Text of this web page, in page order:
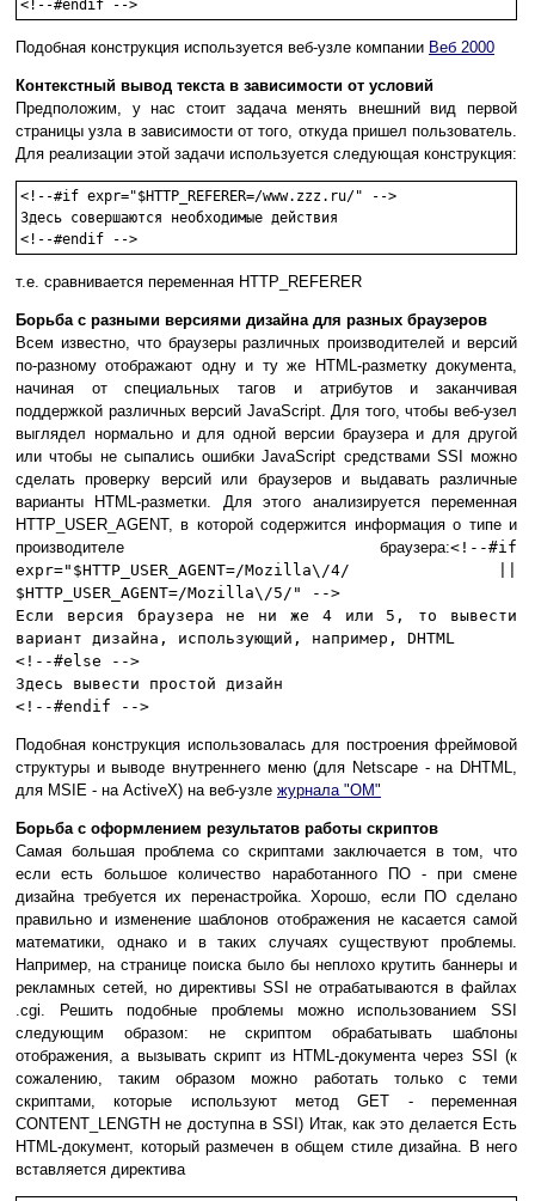
<!--#endif -->
Подобная конструкция используется веб-узле компании Веб 2000
Контекстный вывод текста в зависимости от условий
Предположим, у нас стоит задача менять внешний вид первой
страницы узла в зависимости от того, откуда пришел пользователь.
Для реализации этой задачи используется следующая конструкция:
<!--#if expr="$HTTP_REFERER=/www.zzz.ru/" -->
Здесь совершаются необходимые действия
<!--#endif -->
т.е. сравнивается переменная HTTP_REFERER
Борьба с разными версиями дизайна для разных браузеров
Всем известно, что браузеры различных производителей и версий
по-разному отображают одну и ту же HTML-разметку документа,
начиная от специальных тагов и атрибутов и заканчивая
поддержкой различных версий JavaScript. Для того, чтобы веб-узел
выглядел нормально и для одной версии браузера и для другой
или чтобы не сыпались ошибки JavaScript средствами SSI можно
сделать проверку версий или браузеров и выдавать различные
варианты HTML-разметки. Для этого анализируется переменная
HTTP_USER_AGENT, в которой содержится информация о типе и
производителе браузера:<!--#if
expr="$HTTP_USER_AGENT=/Mozilla\/4/ ||
$HTTP_USER_AGENT=/Mozilla\/5/" -->
Если версия браузера не ни же 4 или 5, то вывести
вариант дизайна, использующий, например, DHTML
<!--#else -->
Здесь вывести простой дизайн
<!--#endif -->
Подобная конструкция использовалась для построения фреймовой
структуры и выводе внутреннего меню (для Netscape - на DHTML,
для MSIE - на ActiveX) на веб-узле журнала "ОМ"
Борьба с оформлением результатов работы скриптов
Самая большая проблема со скриптами заключается в том, что
если есть большое количество наработанного ПО - при смене
дизайна требуется их перенастройка. Хорошо, если ПО сделано
правильно и изменение шаблонов отображения не касается самой
математики, однако и в таких случаях существуют проблемы.
Например, на странице поиска было бы неплохо крутить баннеры и
рекламных сетей, но директивы SSI не отрабатываются в файлах
.cgi. Решить подобные проблемы можно использованием SSI
следующим образом: не скриптом обрабатывать шаблоны
отображения, а вызывать скрипт из HTML-документа через SSI (к
сожалению, таким образом можно работать только с теми
скриптами, которые используют метод GET - переменная
CONTENT_LENGTH не доступна в SSI) Итак, как это делается Есть
HTML-документ, который размечен в общем стиле дизайна. В него
вставляется директива